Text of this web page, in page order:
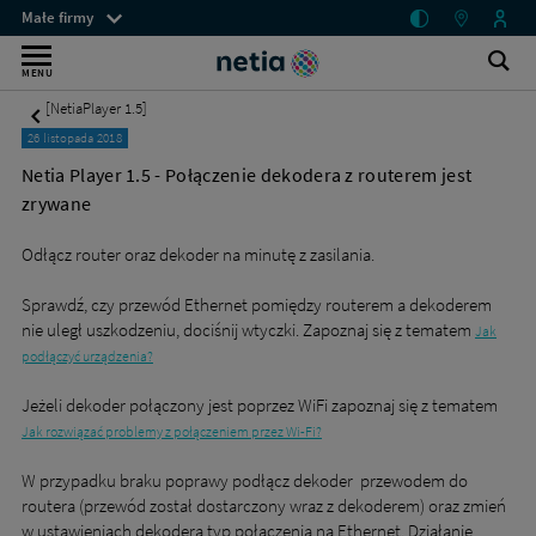
Netia
Player
Połączenie
dekodera
routerem
zrywane
Małe
Netia
Menu
przestrzeni
klienckich
Małe firmy
MENU Internet
bez
dla
firm
mobilny
lub
Wyszukiwarka
[NetiaPlayer 1.5]
26 listopada 2018
Netia Player 1.5 - Połączenie dekodera z routerem jest
zrywane
Odłącz router oraz dekoder na minutę z zasilania.
Sprawdź, czy przewód Ethernet pomiędzy routerem a dekoderem
nie uległ uszkodzeniu, dociśnij wtyczki. Zapoznaj się z tematem Jak
podłączyć urządzenia?
Jeżeli dekoder połączony jest poprzez WiFi zapoznaj się z tematem
Jak rozwiązać problemy z połączeniem przez Wi-Fi?
W przypadku braku poprawy podłącz dekoder przewodem do
routera (przewód został dostarczony wraz z dekoderem) oraz zmień
w ustawieniach dekodera typ połączenia na Ethernet. Działanie